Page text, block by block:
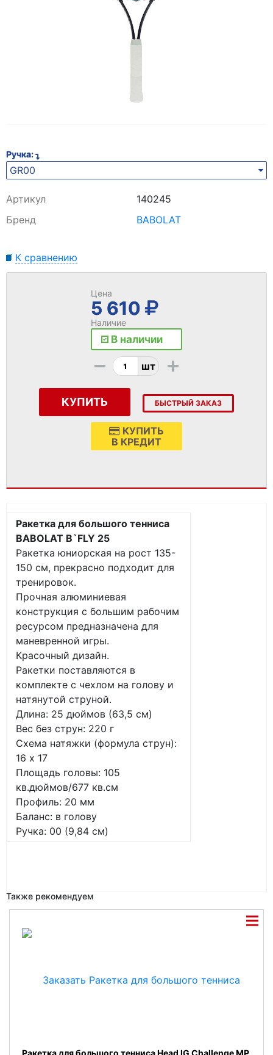
Ручка:
GR00
Артикул
140245
Бренд
BABOLAT
К сравнению
Цена
5 610
Наличие
В наличии
- шт +
КУПИТЬ БЫСТРЫЙ ЗАКАЗ
КУПИТЬ
В КРЕДИТ
Ракетка для большого тенниса
BABOLAT B`FLY 25
Ракетка юниорская на рост 135-
150 см, прекрасно подходит для
тренировок.
Прочная алюминиевая
конструкция с большим рабочим
ресурсом предназначена для
маневренной игры.
Красочный дизайн.
Ракетки поставляются в
комплекте с чехлом на голову и
натянутой струной.
Длина: 25 дюймов (63,5 см)
Вес без струн: 220 г
Схема натяжки (формула струн):
16 x 17
Площадь головы: 105
кв.дюймов/677 кв.см
Профиль: 20 мм
Баланс: в голову
Ручка: 00 (9,84 см)
Также рекомендуем
Ракетка для большого тенниса Head IG Challenge MP